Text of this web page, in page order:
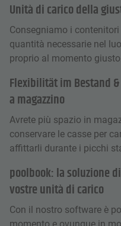
Unità di carico della
Consegniamo i
quantità necessarie nel
proprio al momento
Flexibilität im Bestand
a magazzino
Avrete più spazio in
conservare le casse per
affittarli durante i picchi
poolbook: la soluzione
vostre unità di carico
Con il nostro software è